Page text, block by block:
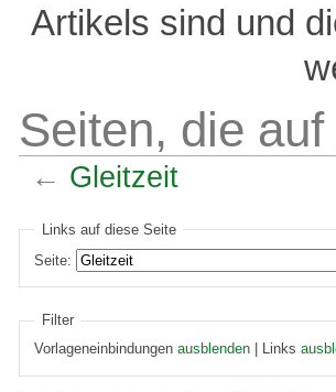
Artikels sind und
Seiten, die auf
← Gleitzeit
Links auf diese Seite
Seite:
Filter
Vorlageneinbindungenausblenden | Links